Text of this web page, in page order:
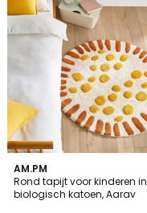
AM.PM
Rond tapijt voor kinderen in
biologisch katoen, Aarav
5
/
5